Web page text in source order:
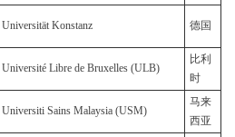
Universität Konstanz 德国
Université Libre de Bruxelles (ULB)
比利
时
Universiti Sains Malaysia (USM)
马来
西亚